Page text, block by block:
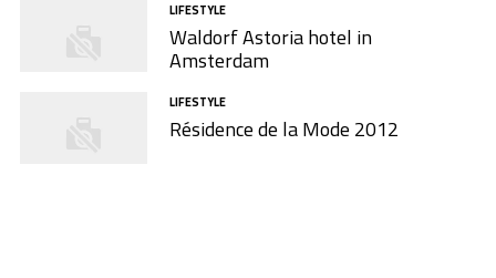
LIFESTYLE
Waldorf Astoria hotel in
Amsterdam
LIFESTYLE
Résidence de la Mode 2012